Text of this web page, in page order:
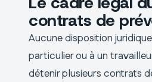
contrats de
Aucune disposition
particulier ou à un
détenir plusieurs contrats